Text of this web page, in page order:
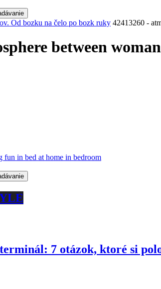
Od bozku na čelo po bozk ruky 42413260 -
between
7 otázok, ktoré si